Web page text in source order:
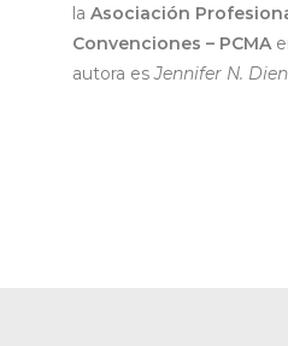
la Asociación
Convenciones – PCMA
autora esJennifer N.